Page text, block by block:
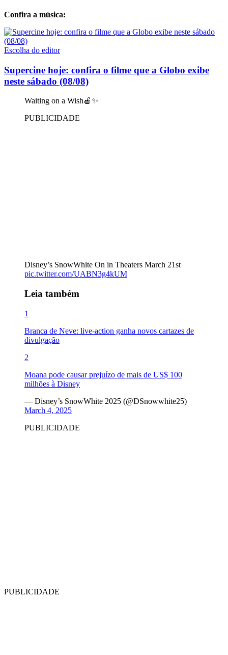
Confira a música:
Escolha do editor
Supercine hoje: confira o filme que a Globo exibe
neste sábado (08/08)
Waiting on a Wish🍎✨
PUBLICIDADE
Disney’s SnowWhite On in Theaters March 21st
pic.twitter.com/UABN3g4kUM
Leia também
1
Branca de Neve: live-action ganha novos cartazes de
divulgação
2
Moana pode causar prejuízo de mais de US$ 100
milhões à Disney
— Disney’s SnowWhite 2025 (@DSnowwhite25)
March 4, 2025
PUBLICIDADE
PUBLICIDADE